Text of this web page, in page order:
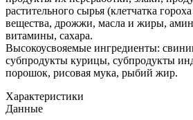
растительного сырья (клетчатка
вещества, дрожжи, масла и жиры,
витамины, сахара.
Высокоусвояемые ингредиенты:
субпродукты курицы, субпродукты
порошок, рисовая мука, рыбий жир.
Характеристики
Данные